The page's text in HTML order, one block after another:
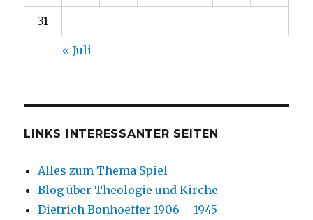
31
« Juli
LINKS INTERESSANTER SEITEN
Alles zum Thema Spiel
Blog über Theologie und Kirche
Dietrich Bonhoeffer 1906 – 1945